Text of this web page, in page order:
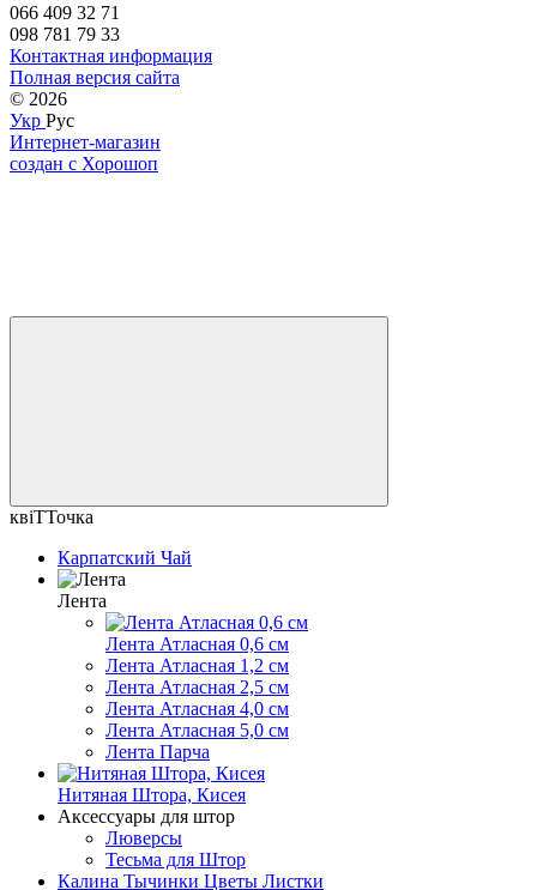
066 409 32 71
098 781 79 33
Контактная информация
Полная версия сайта
© 2026
Укр Рус
Интернет-магазин
создан с Хорошоп
квіТТочка
Карпатский Чай
Лента
Лента Атласная 0,6 см
Лента Атласная 1,2 см
Лента Атласная 2,5 см
Лента Атласная 4,0 см
Лента Атласная 5,0 см
Лента Парча
Нитяная Штора, Кисея
Аксессуары для штор
Люверсы
Тесьма для Штор
Калина Тычинки Цветы Листки